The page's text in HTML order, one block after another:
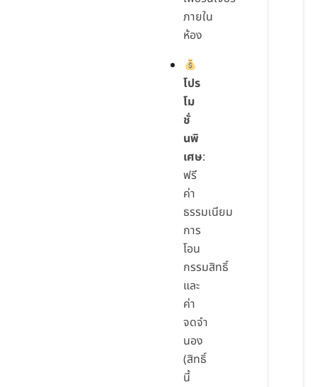
ภายใน
ห้อง
โปร
โม
ชั่
นพิ
เศษ:
ฟรี
ค่า
ธรรมเนียม
การ
โอน
กรรมสิทธิ์
และ
ค่า
จดจำ
นอง
(สิทธิ์
นี้